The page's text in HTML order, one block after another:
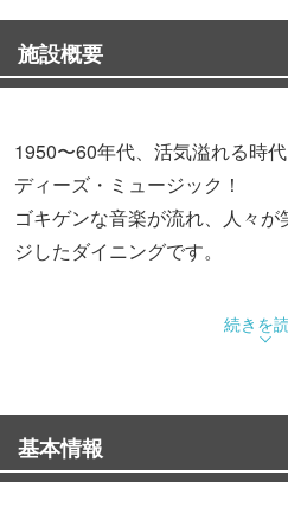
施設概要
1950〜60年代、活気溢れる時
ディーズ・ミュージック！
ゴキゲンな音楽が流れ、人々
ジしたダイニングです。
■少人数〜大規模パーティまで
・10から200名様までOK！テ
・少人数向け個室スペースと
意
続きを
基本情報